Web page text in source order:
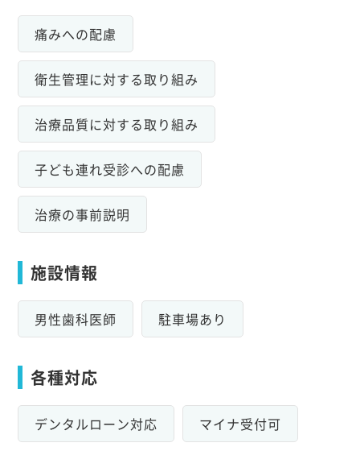
痛みへの配慮
衛生管理に対する取り組み
治療品質に対する取り組み
子ども連れ受診への配慮
治療の事前説明
施設情報
男性歯科医師 駐車場あり
各種対応
デンタルローン対応 マイナ受付可